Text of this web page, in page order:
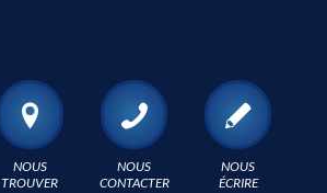
NOUS
TROUVER
NOUS
CONTACTER
NOUS
ÉCRIRE